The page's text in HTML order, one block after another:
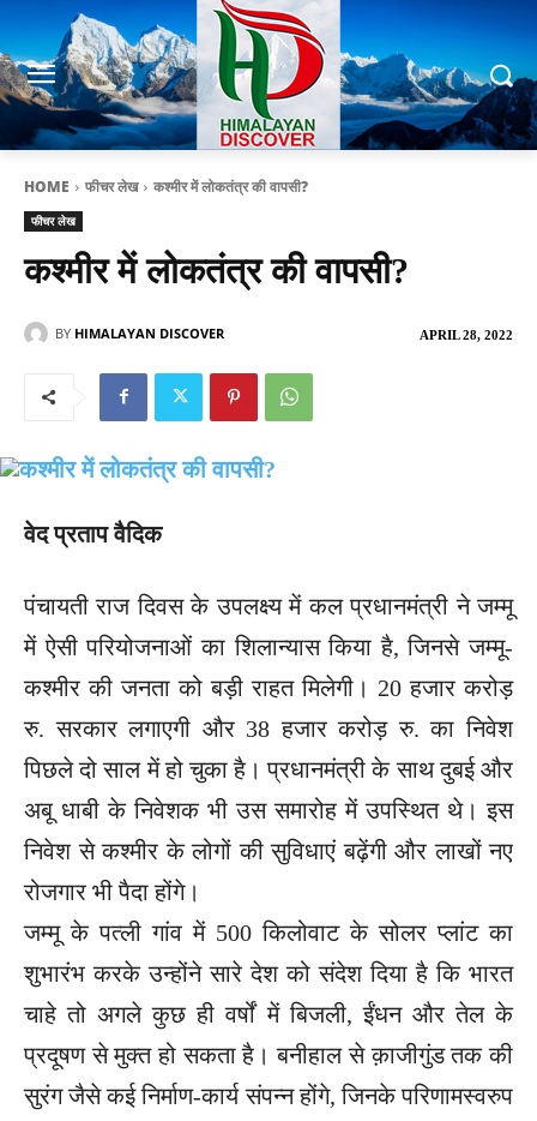
HOME फीचर लेख कश्मीर में लोकतंत्र की वापसी?
फीचर लेख
कश्मीर में लोकतंत्र की वापसी?
APRIL 28, 2022
BY HIMALAYAN DISCOVER
वेद प्रताप वैदिक
पंचायती राज दिवस के उपलक्ष्य में कल प्रधानमंत्री ने जम्मू
में ऐसी परियोजनाओं का शिलान्यास किया है, जिनसे जम्मू-
कश्मीर की जनता को बड़ी राहत मिलेगी। 20 हजार करोड़
रु. सरकार लगाएगी और 38 हजार करोड़ रु. का निवेश
पिछले दो साल में हो चुका है। प्रधानमंत्री के साथ दुबई और
अबू धाबी के निवेशक भी उस समारोह में उपस्थित थे। इस
निवेश से कश्मीर के लोगों की सुविधाएं बढ़ेंगी और लाखों नए
रोजगार भी पैदा होंगे।
जम्मू के पत्ली गांव में 500 किलोवाट के सोलर प्लांट का
शुभारंभ करके उन्होंने सारे देश को संदेश दिया है कि भारत
चाहे तो अगले कुछ ही वर्षों में बिजली, ईंधन और तेल के
प्रदूषण से मुक्त हो सकता है। बनीहाल से क़ाजीगुंड तक की
सुरंग जैसे कई निर्माण-कार्य संपन्न होंगे, जिनके परिणामस्वरुप